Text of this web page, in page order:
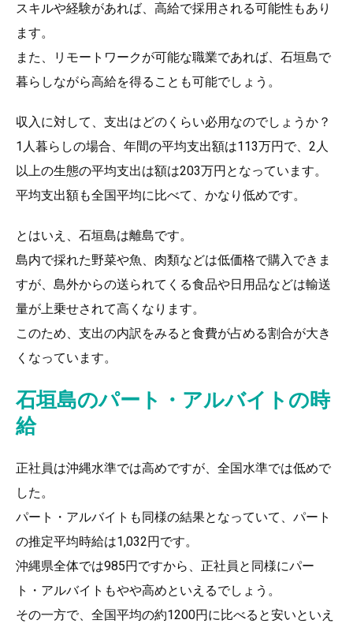
スキルや経験があれば、高給で採用される可能性もあり
ます。
また、リモートワークが可能な職業であれば、石垣島で
暮らしながら高給を得ることも可能でしょう。
収入に対して、支出はどのくらい必用なのでしょうか？
1人暮らしの場合、年間の平均支出額は113万円で、2人
以上の生態の平均支出は額は203万円となっています。
平均支出額も全国平均に比べて、かなり低めです。
とはいえ、石垣島は離島です。
島内で採れた野菜や魚、肉類などは低価格で購入できま
すが、島外からの送られてくる食品や日用品などは輸送
量が上乗せされて高くなります。
このため、支出の内訳をみると食費が占める割合が大き
くなっています。
石垣島のパート・アルバイトの時
給
正社員は沖縄水準では高めですが、全国水準では低めで
した。
パート・アルバイトも同様の結果となっていて、パート
の推定平均時給は1,032円です。
沖縄県全体では985円ですから、正社員と同様にパー
ト・アルバイトもやや高めといえるでしょう。
その一方で、全国平均の約1200円に比べると安いといえ